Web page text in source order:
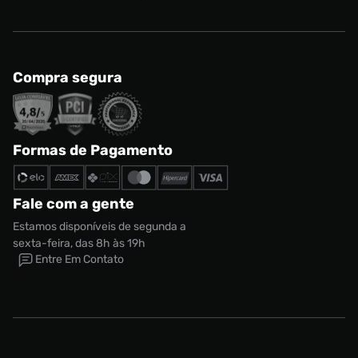
Compra segura
Formas de Pagamento
Fale com a gente
Estamos disponíveis de segunda a
sexta-feira, das 8h às 19h
Entre Em Contato